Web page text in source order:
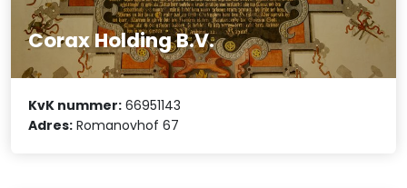
Corax Holding B.V.
KvK nummer: 66951143
Adres: Romanovhof 67